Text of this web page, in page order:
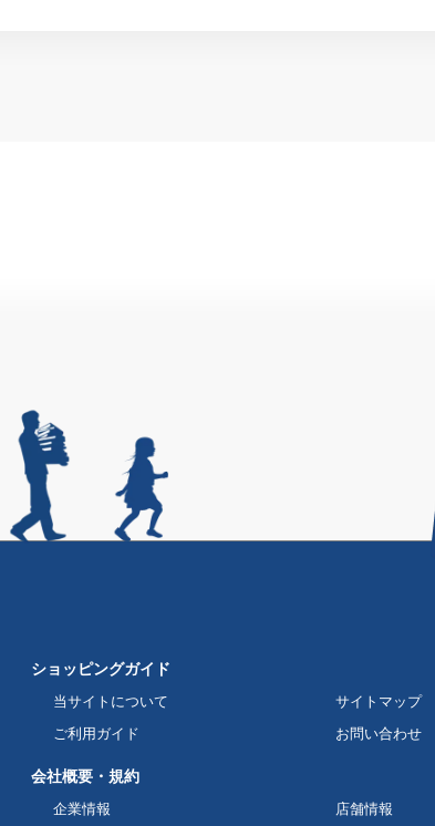
ショッピングガイド
当サイトについて サイトマップ
ご利用ガイド
お問い合わせ
会社概要・規約
企業情報 店舗情報